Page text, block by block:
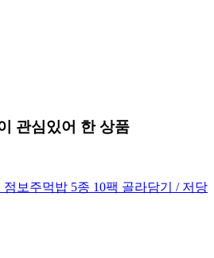
관심있어 한 상품
보주먹밥 5종 10팩 골라담기 / 저당